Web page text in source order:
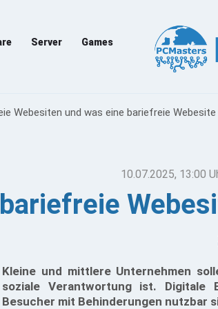
Server Games
Webesiten und was eine bariefreie
10.07.2025, 13:00
Kleine und mittlere Unternehmen
soziale Verantwortung ist.
Besucher mit Behinderungen nutzbar